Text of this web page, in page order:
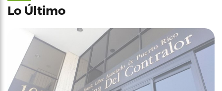
Lo Último